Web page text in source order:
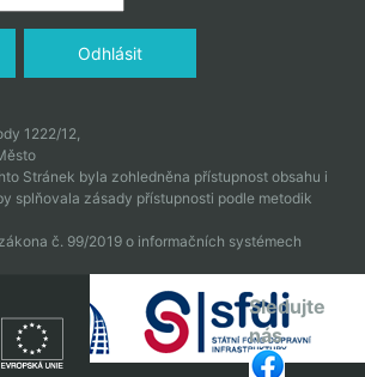
1222/12,
Stránek byla zohledněna přístupnost obsahu i
splňovala zásady přístupnosti podle metodik
č. 99/2019 o informačních systémech
Sledujte
nás